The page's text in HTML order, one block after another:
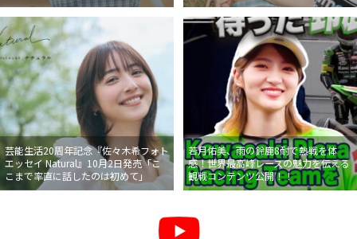
芸能生活20周年記念『佐々木希フォト
エッセイ Natural』10月2日発売「こ
こまで率直に話したのは初めて」
若月佑美、雨の鈴鹿8耐で熱戦を体
感！世界最高峰レースの魅力を伝える
観戦コンテンツ公開！！